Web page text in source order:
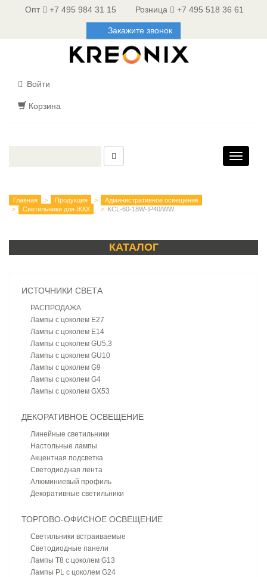
Опт +7 495 984 31 15 Розница +7 495 518 36 61
Закажите звонок
Войти
Корзина
Toggle
Главная Продукция
Административное освещение
Светильники для ЖКХ
KCL-60-18W-IP40/WW
КАТАЛОГ
ИСТОЧНИКИ СВЕТА
РАСПРОДАЖА
Лампы с цоколем E27
Лампы с цоколем E14
Лампы с цоколем GU5,3
Лампы с цоколем GU10
Лампы с цоколем G9
Лампы с цоколем G4
Лампы с цоколем GX53
ДЕКОРАТИВНОЕ ОСВЕЩЕНИЕ
Линейные светильники
Настольные лампы
Акцентная подсветка
Светодиодная лента
Алюминиевый профиль
Декоративные светильники
ТОРГОВО-ОФИСНОЕ ОСВЕЩЕНИЕ
Светильники встраиваемые
Светодиодные панели
Лампы T8 с цоколем G13
Лампы PL с цоколем G24